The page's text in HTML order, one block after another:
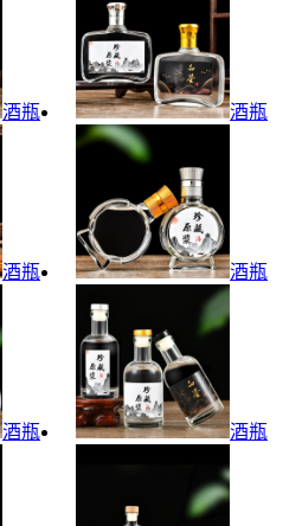
酒瓶 酒瓶
酒瓶 酒瓶
酒瓶 酒瓶